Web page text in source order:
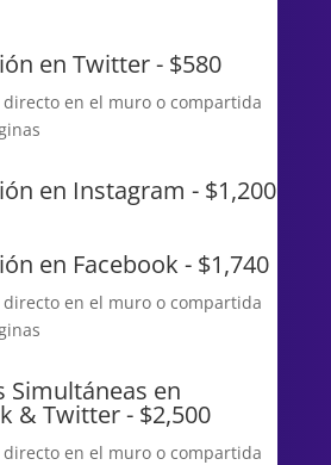
en Twitter - $580
directo en el muro o compartida
en Instagram - $1,200
en Facebook - $1,740
directo en el muro o compartida
Simultáneas en
& Twitter - $2,500
directo en el muro o compartida